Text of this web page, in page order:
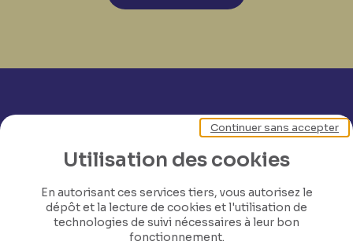
Utilisation des cookies
En autorisant ces services tiers, vous autorisez le
dépôt et la lecture de cookies et l'utilisation de
technologies de suivi nécessaires à leur bon
fonctionnement.
Continuer sans accepter